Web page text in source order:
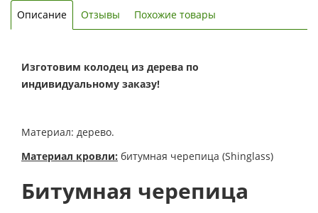
Описание Отзывы Похожие товары
Изготовим колодец из дерева по
индивидуальному заказу!
Материал: дерево.
Материал кровли: битумная черепица (Shinglass)
Битумная черепица